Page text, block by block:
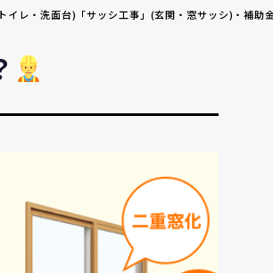
レ・洗面台)「サッシ工事」(玄関・窓サッシ)・補助